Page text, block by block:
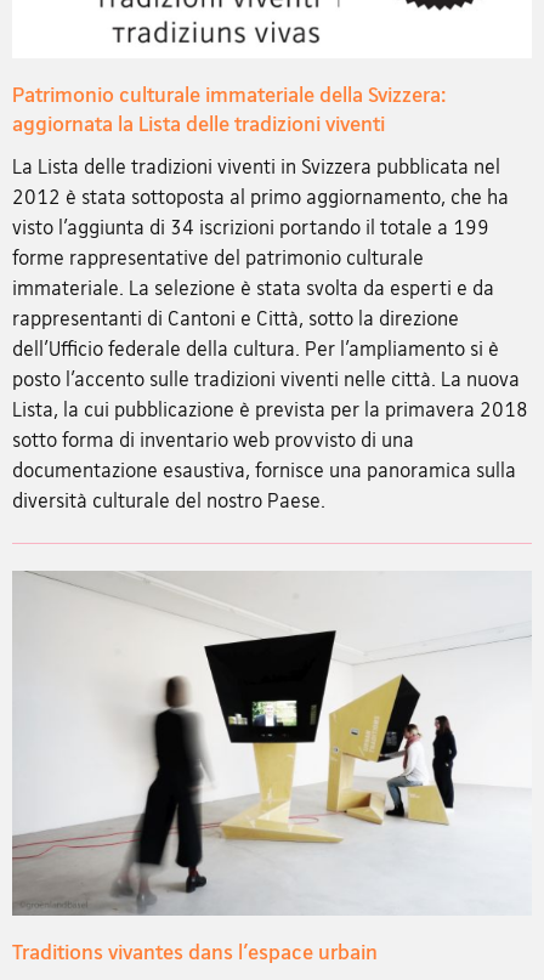
Patrimonio culturale immateriale della Svizzera:
aggiornata la Lista delle tradizioni viventi
La Lista delle tradizioni viventi in Svizzera pubblicata nel
2012 è stata sottoposta al primo aggiornamento, che ha
visto l’aggiunta di 34 iscrizioni portando il totale a 199
forme rappresentative del patrimonio culturale
immateriale. La selezione è stata svolta da esperti e da
rappresentanti di Cantoni e Città, sotto la direzione
dell’Ufficio federale della cultura. Per l’ampliamento si è
posto l’accento sulle tradizioni viventi nelle città. La nuova
Lista, la cui pubblicazione è prevista per la primavera 2018
sotto forma di inventario web provvisto di una
documentazione esaustiva, fornisce una panoramica sulla
diversità culturale del nostro Paese.
Traditions vivantes dans l’espace urbain